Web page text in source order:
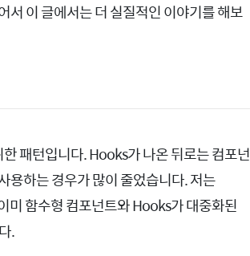
서 이 글에서는 더 실질적인 이야기를 해보
패턴입니다. Hooks가 나온 뒤로는 컴포넌
용하는 경우가 많이 줄었습니다. 저는
미 함수형 컴포넌트와 Hooks가 대중화된
.